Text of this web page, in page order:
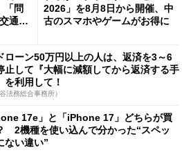
問
通系I
2026」を8月8日から開催、中
古のスマホやゲームがお得に
ローン50万円以上の人は、返済を3～6
止して『大幅に減額してから返済する手
を利用して！
法務総合事務所）
17e」と「iPhone 17」どちらが買
2機種を使い込んで分かった“スペッ
ない違い”